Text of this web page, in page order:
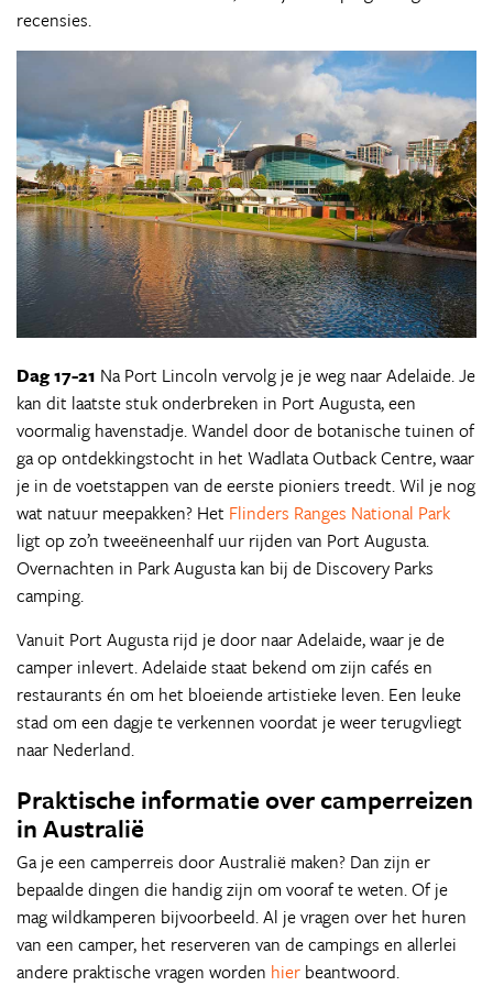
recensies.
Dag 17-21 Na Port Lincoln vervolg je je weg naar Adelaide. Je
kan dit laatste stuk onderbreken in Port Augusta, een
voormalig havenstadje. Wandel door de botanische tuinen of
ga op ontdekkingstocht in het Wadlata Outback Centre, waar
je in de voetstappen van de eerste pioniers treedt. Wil je nog
wat natuur meepakken? Het Flinders Ranges National Park
ligt op zo’n tweeëneenhalf uur rijden van Port Augusta.
Overnachten in Park Augusta kan bij de Discovery Parks
camping.
Vanuit Port Augusta rijd je door naar Adelaide, waar je de
camper inlevert. Adelaide staat bekend om zijn cafés en
restaurants én om het bloeiende artistieke leven. Een leuke
stad om een dagje te verkennen voordat je weer terugvliegt
naar Nederland.
Praktische informatie over camperreizen
in Australië
Ga je een camperreis door Australië maken? Dan zijn er
bepaalde dingen die handig zijn om vooraf te weten. Of je
mag wildkamperen bijvoorbeeld. Al je vragen over het huren
van een camper, het reserveren van de campings en allerlei
andere praktische vragen worden hier beantwoord.